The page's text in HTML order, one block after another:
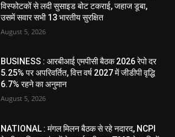
विस्फोटकों से लदी सुसाइड बोट टकराई, जहाज डूबा,
उसमें सवार सभी 13 भारतीय सुरक्षित
August 5, 2026
BUSINESS : आरबीआई एमपीसी बैठक 2026 रेपो दर
5.25% पर अपरिवर्तित, वित्त वर्ष 2027 में जीडीपी वृद्धि
6.7% रहने का अनुमान
August 5, 2026
NATIONAL : मंगल मिलन बैठक से रहे नदारद, NCPI